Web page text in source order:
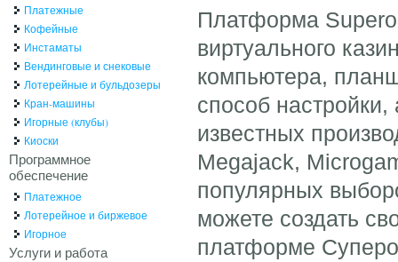
Платформа
виртуального
компьютера,
способ
известных
Megajack,
популярных
можете создать
платформе
Платежные
Кофейные
Инстаматы
Вендинговые и снековые
Лотерейные и бульдозеры
Кран-машины
Игорные (клубы)
Киоски
Программное
обеспечение
Платежное
Лотерейное и биржевое
Игорное
Услуги и работа